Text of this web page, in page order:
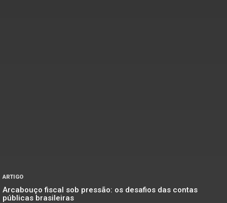
ARTIGO
Arcabouço fiscal sob pressão: os desafios das contas
públicas brasileiras